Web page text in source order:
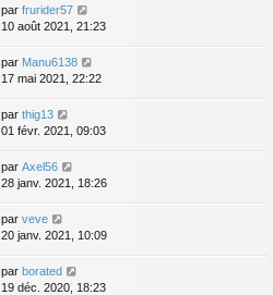
par frurider57
10 août 2021, 21:23
par Manu6138
17 mai 2021, 22:22
par thig13
01 févr. 2021, 09:03
par Axel56
28 janv. 2021, 18:26
par veve
20 janv. 2021, 10:09
par borated
19 déc. 2020, 18:23